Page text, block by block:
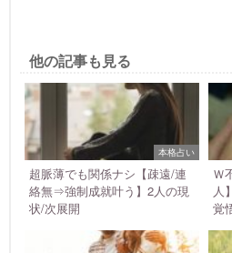
他の記事も見る
本格占い
超脈薄でも関係ナシ【疎遠/連
絡無⇒強制成就叶う】2人の現
状/次展開
Ｗ
人
覚